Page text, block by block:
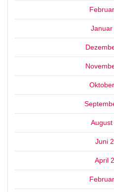
August
Juni
April